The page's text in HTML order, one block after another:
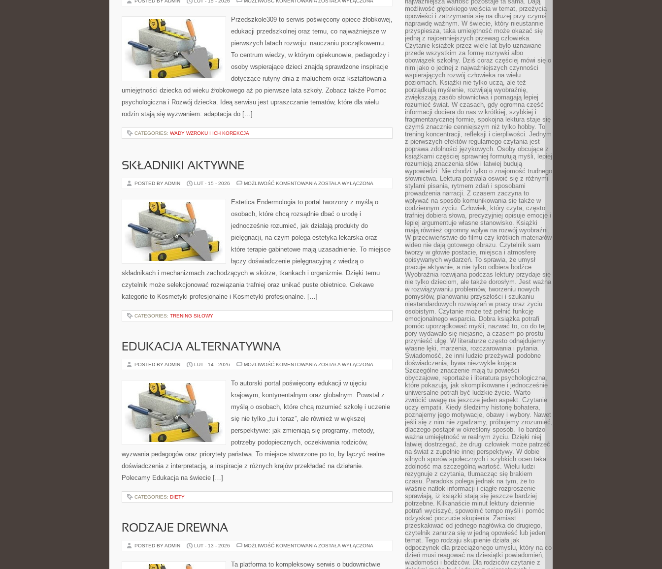
Przedszkole309 to serwis poświęcony opiece żłobkowej,
edukacji przedszkolnej oraz temu, co najważniejsze w
pierwszych latach rozwoju: nauczaniu początkowemu.
To centrum wiedzy, w którym opiekunowie, pedagodzy i
osoby wspierające dzieci znajdą sprawdzone inspiracje
dotyczące rutyny dnia z maluchem oraz kształtowania
umiejętności dziecka od wieku żłobkowego aż po pierwsze lata szkoły. Zobacz także Pomoc
psychologiczna i Rozwój dziecka. Ideą serwisu jest upraszczanie tematów, które dla wielu
rodzin stają się wyzwaniem: adaptacja do […]
CATEGORIES: WADY WZROKU I ICH KOREKCJA
SKŁADNIKI AKTYWNE
POSTED BY ADMIN LUT - 15 - 2026 MOŻLIWOŚĆ KOMENTOWANIA SKŁADNIKI
ZOSTAŁA WYŁĄCZONA
Estetica Endermologia to portal tworzony z myślą o
osobach, które chcą rozsądnie dbać o urodę i
jednocześnie rozumieć, jak działają produkty do
pielęgnacji, na czym polega estetyka lekarska oraz
które terapie gabinetowe mają uzasadnienie. To miejsce
łączy doświadczenie pielęgnacyjną z wiedzą o
składnikach i mechanizmach zachodzących w skórze, tkankach i organizmie. Dzięki temu
czytelnik może selekcjonować rozwiązania trafniej oraz unikać puste obietnice. Ciekawe
kategorie to Kosmetyki profesjonalne i Kosmetyki profesjonalne. […]
CATEGORIES: TRENING SIŁOWY
EDUKACJA ALTERNATYWNA
POSTED BY ADMIN LUT - 14 - 2026 MOŻLIWOŚĆ KOMENTOWANIA EDUKACJA
ZOSTAŁA WYŁĄCZONA
To autorski portal poświęcony edukacji w ujęciu
krajowym, kontynentalnym oraz globalnym. Powstał z
myślą o osobach, które chcą rozumieć szkołę i uczenie
się nie tylko „tu i teraz”, ale również w większej
perspektywie: jak zmieniają się programy, metody,
potrzeby podopiecznych, oczekiwania rodziców,
wyzwania pedagogów oraz priorytety państwa. To miejsce stworzone po to, by łączyć realne
doświadczenia z interpretacją, a inspiracje z różnych krajów przekładać na działanie.
Polecamy Edukacja na świecie […]
CATEGORIES: DIETY
RODZAJE DREWNA
POSTED BY ADMIN LUT - 13 - 2026 MOŻLIWOŚĆ KOMENTOWANIA RODZAJE
ZOSTAŁA WYŁĄCZONA
Ta platforma to kompleksowy serwis o budownictwie
możliwość głębokiego wejścia w temat, przeżycia
opowieści i zatrzymania się na dłużej przy czymś
naprawdę ważnym. W świecie, który nieustannie
przyspiesza, taka umiejętność może okazać się
jedną z najcenniejszych przewag człowieka.
Czytanie książek przez wiele lat było uznawane
przede wszystkim za formę rozrywki albo
obowiązek szkolny. Dziś coraz częściej mówi się o
nim jako o jednej z najważniejszych czynności
wspierających rozwój człowieka na wielu
poziomach. Książki nie tylko uczą, ale też
porządkują myślenie, rozwijają wyobraźnię,
zwiększają zasób słownictwa i pomagają lepiej
rozumieć świat. W czasach, gdy ogromna część
informacji dociera do nas w krótkiej, szybkiej i
fragmentarycznej formie, spokojna lektura staje się
czymś znacznie cenniejszym niż tylko hobby. To
trening koncentracji, refleksji i cierpliwości. Jednym
z pierwszych efektów regularnego czytania jest
poprawa zdolności językowych. Osoby obcujące z
książkami częściej sprawniej formułują myśli, lepiej
rozumieją znaczenia słów i łatwiej budują
wypowiedzi. Nie chodzi tylko o znajomość trudnego
słownictwa. Lektura pozwala oswoić się z różnymi
stylami pisania, rytmem zdań i sposobami
prowadzenia narracji. Z czasem zaczyna to
wpływać na sposób komunikowania się także w
codziennym życiu. Człowiek, który czyta, często
trafniej dobiera słowa, precyzyjniej opisuje emocje i
lepiej argumentuje własne stanowisko. Książki
mają również ogromny wpływ na rozwój wyobraźni.
W przeciwieństwie do filmu czy krótkich materiałów
wideo nie dają gotowego obrazu. Czytelnik sam
tworzy w głowie postacie, miejsca i atmosferę
opisywanych wydarzeń. To sprawia, że umysł
pracuje aktywnie, a nie tylko odbiera bodźce.
Wyobraźnia rozwijana podczas lektury przydaje się
nie tylko dzieciom, ale także dorosłym. Jest ważna
w rozwiązywaniu problemów, tworzeniu nowych
pomysłów, planowaniu przyszłości i szukaniu
niestandardowych rozwiązań w pracy oraz życiu
osobistym. Czytanie może też pełnić funkcję
emocjonalnego wsparcia. Dobra książka potrafi
pomóc uporządkować myśli, nazwać to, co do tej
pory wydawało się niejasne, a czasem po prostu
przynieść ulgę. W literaturze często odnajdujemy
własne lęki, marzenia, rozczarowania i pytania.
Świadomość, że inni ludzie przeżywali podobne
doświadczenia, bywa niezwykle kojąca.
Szczególne znaczenie mają tu powieści
obyczajowe, reportaże i literatura psychologiczna,
które pokazują, jak skomplikowane i jednocześnie
uniwersalne potrafi być ludzkie życie. Warto
zwrócić uwagę na jeszcze jeden aspekt. Czytanie
uczy empatii. Kiedy śledzimy historię bohatera,
poznajemy jego motywacje, obawy i wybory. Nawet
jeśli się z nim nie zgadzamy, próbujemy zrozumieć,
dlaczego postąpił w określony sposób. To bardzo
ważna umiejętność w realnym życiu. Dzięki niej
łatwiej dostrzegać, że drugi człowiek może patrzeć
na świat z zupełnie innej perspektywy. W dobie
silnych sporów społecznych i szybkich ocen taka
zdolność ma szczególną wartość. Wielu ludzi
rezygnuje z czytania, tłumacząc się brakiem
czasu. Paradoks polega jednak na tym, że to
właśnie natłok informacji i ciągłe rozproszenie
sprawiają, iż książki stają się jeszcze bardziej
potrzebne. Kilkanaście minut lektury dziennie
potrafi wyciszyć, spowolnić tempo myśli i pomóc
odzyskać poczucie skupienia. Zamiast
przeskakiwać od jednego nagłówka do drugiego,
czytelnik zanurza się w jedną opowieść lub jeden
temat. Tego rodzaju skupienie działa jak
odpoczynek dla przeciążonego umysłu, który na co
dzień musi reagować na dziesiątki powiadomień,
wiadomości i bodźców. Dla rodziców czytanie z